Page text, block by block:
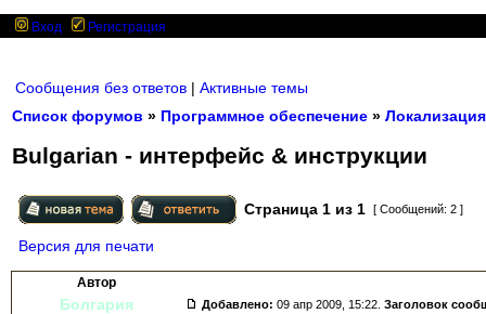
Вход Регистрация
Сообщения без ответов | Активные темы
Список форумов » Программное обеспечение » Локализация
Bulgarian - интерфейс & инструкции
Страница 1 из 1 [ Сообщений: 2 ]
Версия для печати
Автор
Болгария Добавлено: 09 апр 2009, 15:22. Заголовок